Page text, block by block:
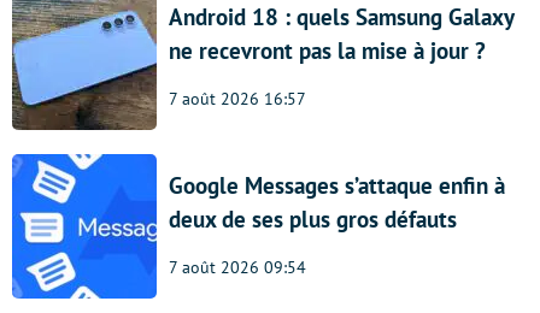
Android 18 : quels Samsung Galaxy
ne recevront pas la mise à jour ?
7 août 2026 16:57
Google Messages s’attaque enfin à
deux de ses plus gros défauts
7 août 2026 09:54